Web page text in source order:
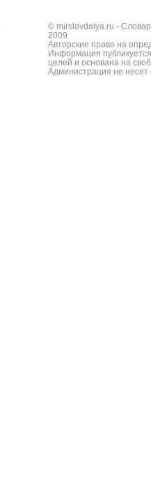
© mirslovdalya.ru -
2009
Авторские права на
Информация
целей и основана на
Администрация не несет